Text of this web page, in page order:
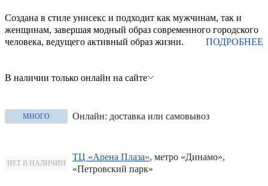
Создана в стиле унисекс и подходит как мужчинам, так и
женщинам, завершая модный образ современного городского
человека, ведущего активный образ жизни.
ПОДРОБНЕЕ
В наличии только онлайн на сайте
МНОГО Онлайн: доставка или самовывоз
НЕТ В НАЛИЧИИ
ТЦ «Арена Плаза», метро «Динамо»,
«Петровский парк»